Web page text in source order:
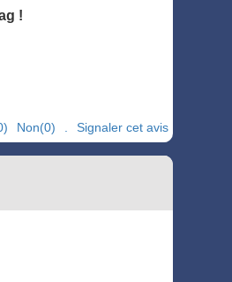
!
Non(0) Signaler cet avis